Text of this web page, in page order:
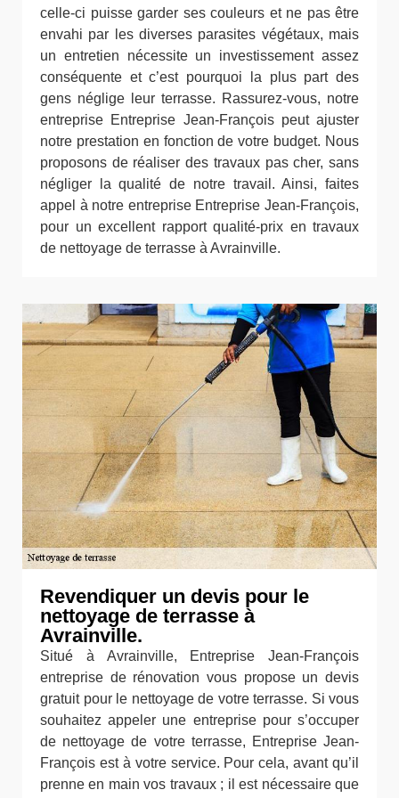
celle-ci puisse garder ses couleurs et ne pas être
envahi par les diverses parasites végétaux, mais
un entretien nécessite un investissement assez
conséquente et c’est pourquoi la plus part des
gens néglige leur terrasse. Rassurez-vous, notre
entreprise Entreprise Jean-François peut ajuster
notre prestation en fonction de votre budget. Nous
proposons de réaliser des travaux pas cher, sans
négliger la qualité de notre travail. Ainsi, faites
appel à notre entreprise Entreprise Jean-François,
pour un excellent rapport qualité-prix en travaux
de nettoyage de terrasse à Avrainville.
Revendiquer un devis pour le
nettoyage de terrasse à
Avrainville.
Situé à Avrainville, Entreprise Jean-François
entreprise de rénovation vous propose un devis
gratuit pour le nettoyage de votre terrasse. Si vous
souhaitez appeler une entreprise pour s’occuper
de nettoyage de votre terrasse, Entreprise Jean-
François est à votre service. Pour cela, avant qu’il
prenne en main vos travaux ; il est nécessaire que